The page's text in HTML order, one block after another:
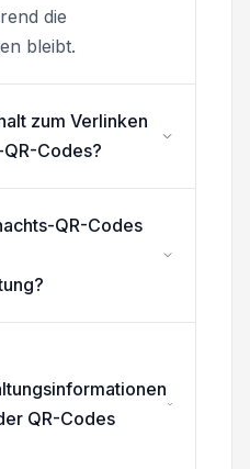
die
bleibt.
zum Verlinken
Codes?
QR-Codes
QR-Codes